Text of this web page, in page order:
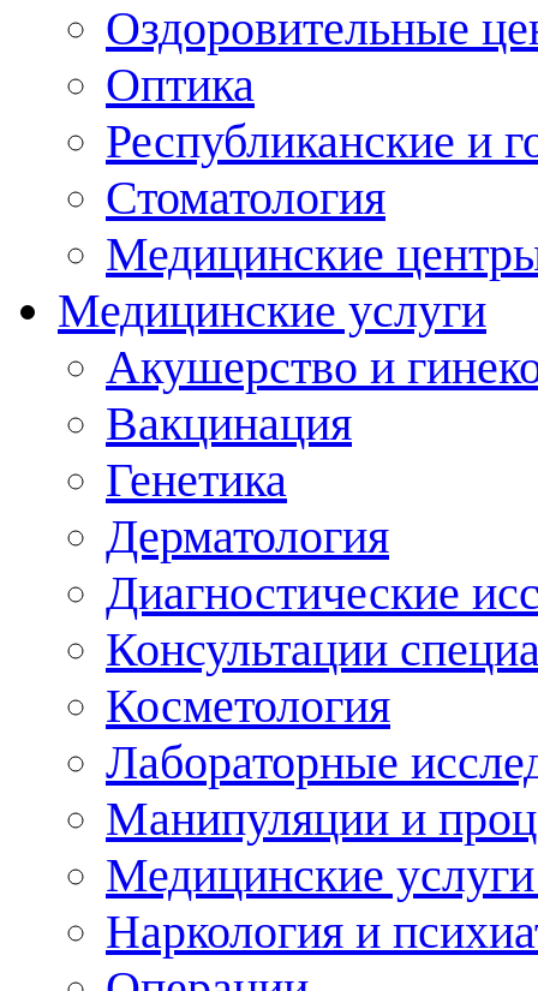
Оздоровительные
Оптика
Республиканские и
Стоматология
Медицинские
Медицинские услуги
Акушерство и
Вакцинация
Генетика
Дерматология
Диагностические
Консультации
Косметология
Лабораторные
Манипуляции и
Медицинские
Наркология и